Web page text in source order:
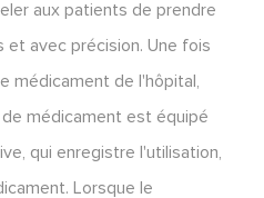
aux patients de prendre
et avec précision. Une fois
médicament de l'hôpital,
médicament est équipé
qui enregistre l'utilisation,
Lorsque le